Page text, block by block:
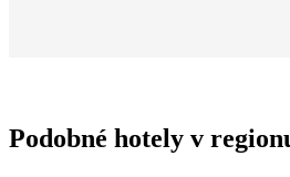
Podobné hotely v